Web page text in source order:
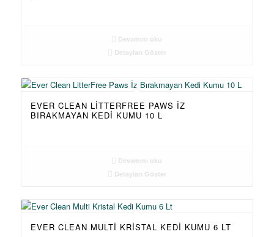
Devamını oku
Detayları Göster
EVER CLEAN LITTERFREE PAWS İZ
BIRAKMAYAN KEDI KUMU 10 L
Devamını oku
Detayları Göster
EVER CLEAN MULTI KRISTAL KEDI KUMU 6 LT